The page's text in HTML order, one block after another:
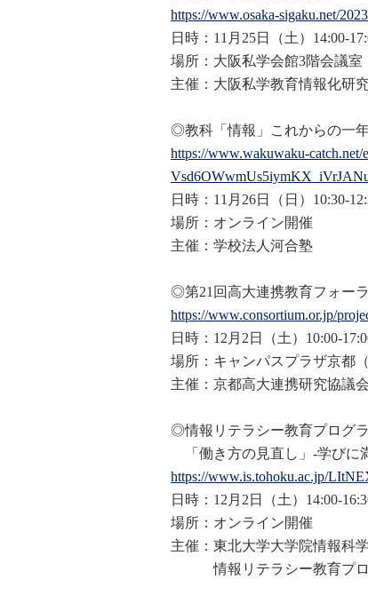
https://www.osaka-sigaku.net/2
日時：11月25日（土）14:00-
場所：大阪私学会館3階会議室
主催：大阪私学教育情報化研
◎教科「情報」これからの一
https://www.wakuwaku-catch.net/
日時：11月26日（日）10:30-
場所：オンライン開催
主催：学校法人河合塾
◎第21回高大連携教育フォー
https://www.consortium.or.jp/p
日時：12月2日（土）10:00-
場所：キャンパスプラザ京都（
主催：京都高大連携研究協議会
◎情報リテラシー教育プログ
「働き方の見直し」-学びに
https://www.is.tohoku.ac.jp/LI
日時：12月2日（土）14:00-
場所：オンライン開催
主催：東北大学大学院情報科
情報リテラシー教育プロ